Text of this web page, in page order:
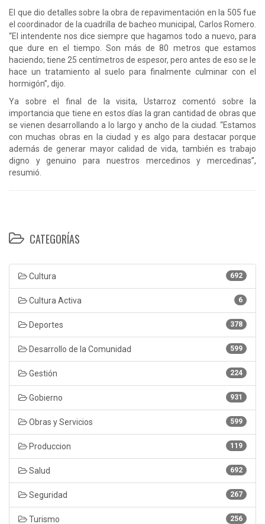
El que dio detalles sobre la obra de repavimentación en la 505 fue
el coordinador de la cuadrilla de bacheo municipal, Carlos Romero.
“El intendente nos dice siempre que hagamos todo a nuevo, para
que dure en el tiempo. Son más de 80 metros que estamos
haciendo; tiene 25 centímetros de espesor, pero antes de eso se le
hace un tratamiento al suelo para finalmente culminar con el
hormigón”, dijo.
Ya sobre el final de la visita, Ustarroz comentó sobre la
importancia que tiene en estos días la gran cantidad de obras que
se vienen desarrollando a lo largo y ancho de la ciudad. “Estamos
con muchas obras en la ciudad y es algo para destacar porque
además de generar mayor calidad de vida, también es trabajo
digno y genuino para nuestros mercedinos y mercedinas”,
resumió.
CATEGORÍAS
692
Cultura
6
Cultura Activa
378
Deportes
599
Desarrollo de la Comunidad
224
Gestión
931
Gobierno
599
Obras y Servicios
119
Produccion
692
Salud
267
Seguridad
256
Turismo